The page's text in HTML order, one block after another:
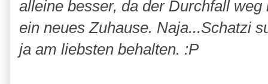
alleine besser, da der Durchfall
ein neues Zuhause. Naja...Schatzi
ja am liebsten behalten. :P